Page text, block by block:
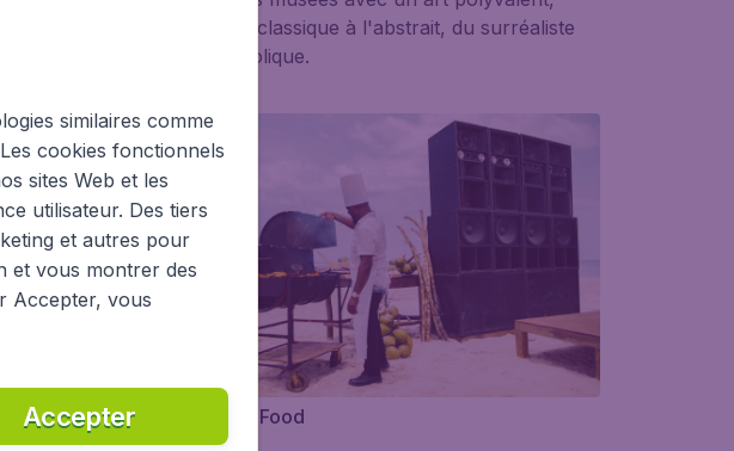
allant du classique à l'abstrait, du surréaliste
au symbolique.
La Street Food
similaires comme
. Les cookies fonctionnels
sites Web et les
utilisateur. Des tiers
et autres pour
et vous montrer des
Accepter, vous
Accepter